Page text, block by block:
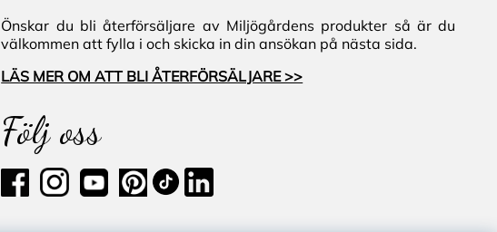
Önskar du bli återförsäljare av Miljögårdens produkter så är du
välkommen att fylla i och skicka in din ansökan på nästa sida.
LÄS MER OM ATT BLI ÅTERFÖRSÄLJARE >>
Följ oss